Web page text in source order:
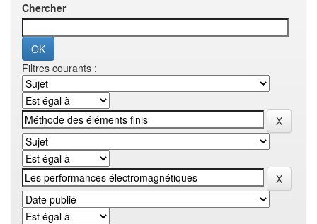
Chercher
Filtres courants :